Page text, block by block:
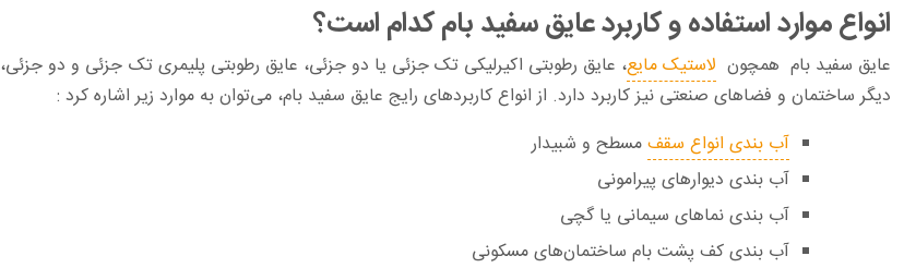
انواع موارد استفاده و کاربرد عایق سفید بام کدام است؟
عایق سفید بام همچون لاستیک مایع، عایق رطوبتی اکیرلیکی تک جزئی یا دو جزئی، عایق رطوبتی پلیمری تک جزئی و دو جزئی،
دیگر ساختمان و فضاهای صنعتی نیز کاربرد دارد. از انواع کاربردهای رایج عایق سفید بام، می‌توان به موارد زیر اشاره کرد :
آب بندی انواع سقفمسطح و شبیدار
آب بندی دیوارهای پیرامونی
آب بندی نماهای سیمانی یا گچی
آب بندی کف پشت بام ساختمان‌های مسکونی